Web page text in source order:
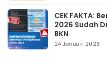
CEK FAKTA:
2026 Sudah
BKN
24 Januari 2026